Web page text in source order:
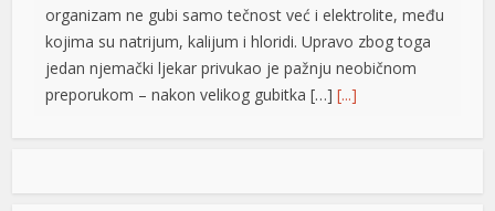
organizam ne gubi samo tečnost već i elektrolite, među
kojima su natrijum, kalijum i hloridi. Upravo zbog toga
jedan njemački ljekar privukao je pažnju neobičnom
preporukom – nakon velikog gubitka […][...]